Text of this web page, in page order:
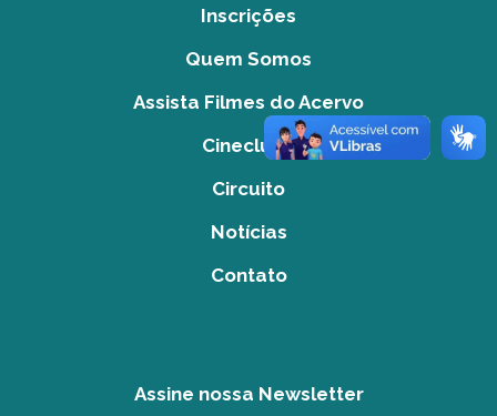
Inscrições
Quem Somos
Assista Filmes do Acervo
Cineclube
Circuito
Notícias
Contato
Assine nossa Newsletter